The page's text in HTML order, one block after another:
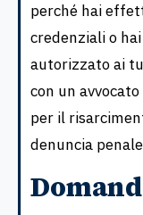
perché hai
credenziali o
autorizzato ai
con un
per il
denuncia